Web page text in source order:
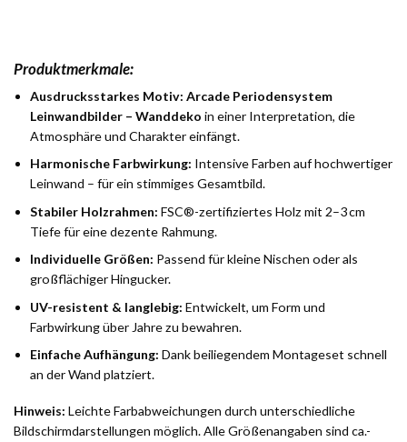
Produktmerkmale:
Ausdrucksstarkes Motiv: Arcade Periodensystem
Leinwandbilder – Wanddeko in einer Interpretation, die
Atmosphäre und Charakter einfängt.
Harmonische Farbwirkung: Intensive Farben auf hochwertiger
Leinwand – für ein stimmiges Gesamtbild.
Stabiler Holzrahmen: FSC®-zertifiziertes Holz mit 2–3 cm
Tiefe für eine dezente Rahmung.
Individuelle Größen: Passend für kleine Nischen oder als
großflächiger Hingucker.
UV-resistent & langlebig: Entwickelt, um Form und
Farbwirkung über Jahre zu bewahren.
Einfache Aufhängung: Dank beiliegendem Montageset schnell
an der Wand platziert.
Hinweis: Leichte Farbabweichungen durch unterschiedliche
Bildschirmdarstellungen möglich. Alle Größenangaben sind ca.-